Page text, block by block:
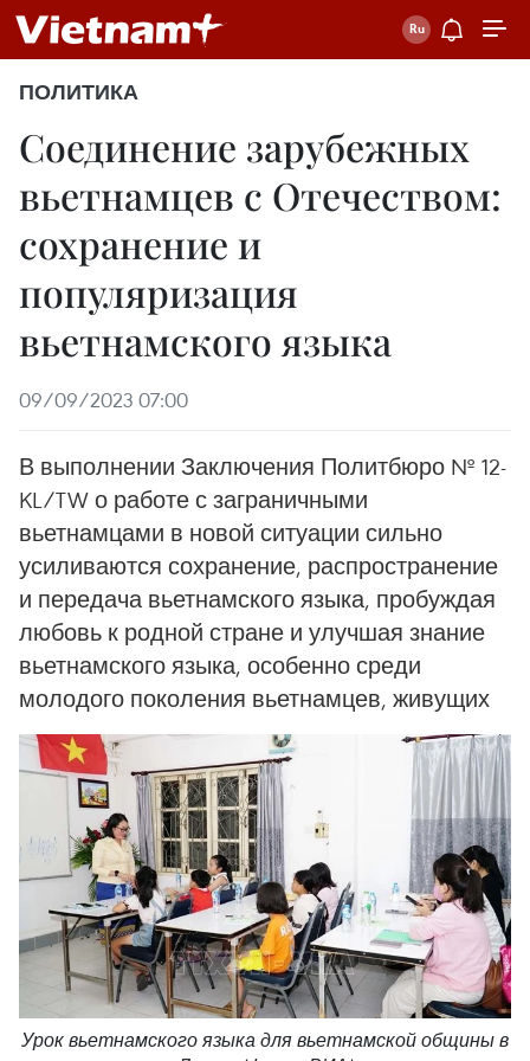
ПОЛИТИКА
Соединение зарубежных
вьетнамцев с Отечеством:
сохранение и
популяризация
вьетнамского языка
09/09/2023 07:00
В выполнении Заключения Политбюро № 12-
KL/TW о работе с заграничными
вьетнамцами в новой ситуации сильно
усиливаются сохранение, распространение
и передача вьетнамского языка, пробуждая
любовь к родной стране и улучшая знание
вьетнамского языка, особенно среди
молодого поколения вьетнамцев, живущих
Урок вьетнамского языка для вьетнамской общины в